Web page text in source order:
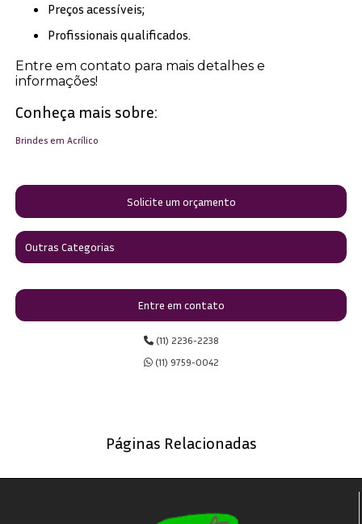
Preços acessíveis;
Profissionais qualificados.
Entre em contato para mais detalhes e
informações!
Conheça mais sobre:
Brindes em Acrílico
Solicite um orçamento
Outras Categorias
Entre em contato
(11) 2236-2238
(11) 9759-0042
Páginas Relacionadas